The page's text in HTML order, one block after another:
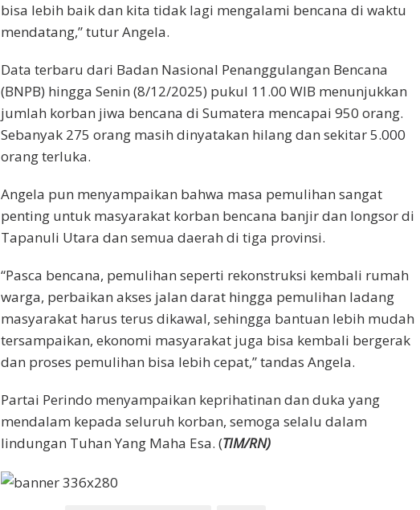
bisa lebih baik dan kita tidak lagi mengalami bencana di waktu
mendatang,” tutur Angela.
Data terbaru dari Badan Nasional Penanggulangan Bencana
(BNPB) hingga Senin (8/12/2025) pukul 11.00 WIB menunjukkan
jumlah korban jiwa bencana di Sumatera mencapai 950 orang.
Sebanyak 275 orang masih dinyatakan hilang dan sekitar 5.000
orang terluka.
Angela pun menyampaikan bahwa masa pemulihan sangat
penting untuk masyarakat korban bencana banjir dan longsor di
Tapanuli Utara dan semua daerah di tiga provinsi.
“Pasca bencana, pemulihan seperti rekonstruksi kembali rumah
warga, perbaikan akses jalan darat hingga pemulihan ladang
masyarakat harus terus dikawal, sehingga bantuan lebih mudah
tersampaikan, ekonomi masyarakat juga bisa kembali bergerak
dan proses pemulihan bisa lebih cepat,” tandas Angela.
Partai Perindo menyampaikan keprihatinan dan duka yang
mendalam kepada seluruh korban, semoga selalu dalam
lindungan Tuhan Yang Maha Esa. (TIM/RN)